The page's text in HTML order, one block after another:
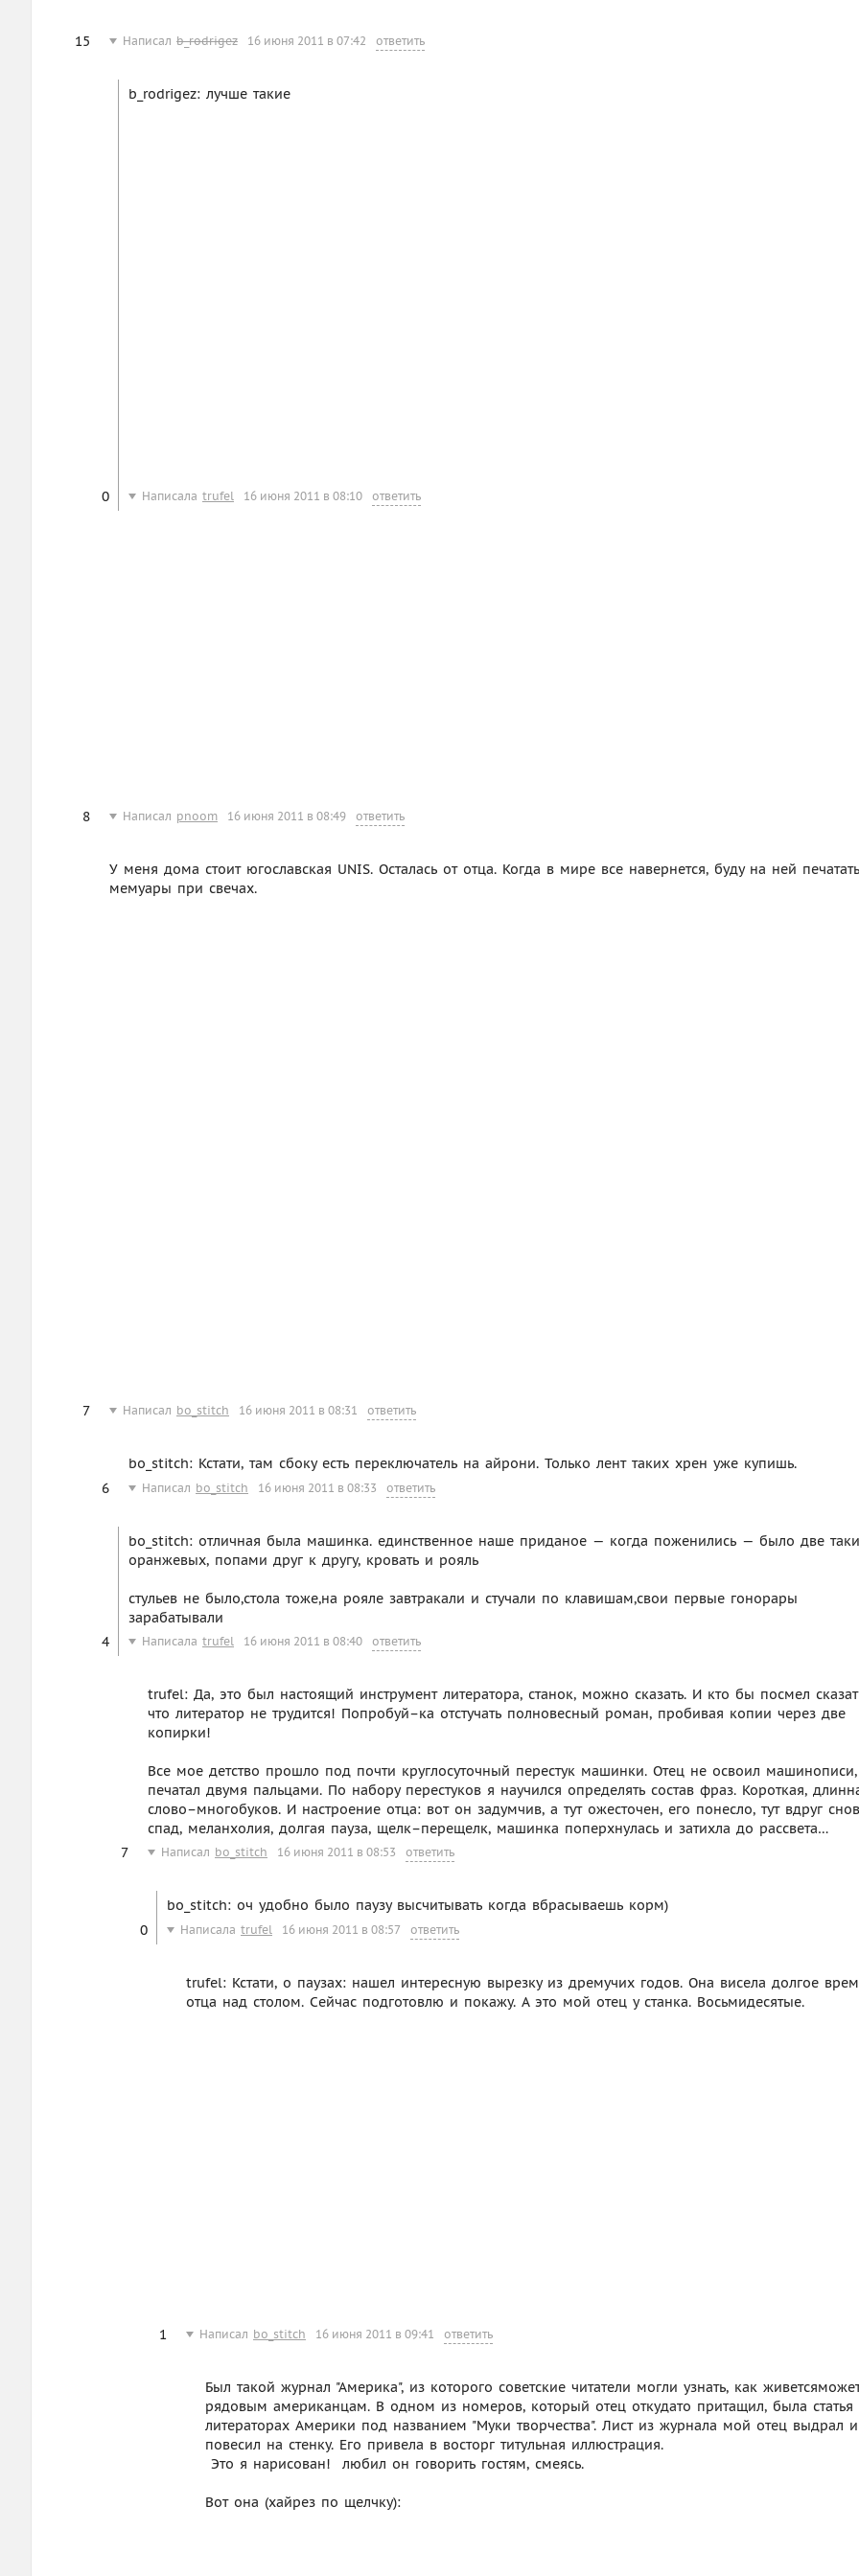
15 Написал b_rodrigez 16 июня 2011 в 07:42 ответить
b_rodrigez: лучше такие
0 Написала trufel 16 июня 2011 в 08:10 ответить
8 Написал pnoom 16 июня 2011 в 08:49 ответить
У меня дома стоит югославская UNIS. Осталась от отца. Когда в мире все навернется, буду на ней печатать
мемуары при свечах.
7 Написал bo_stitch 16 июня 2011 в 08:31 ответить
bo_stitch: Кстати, там сбоку есть переключатель на айрони. Только лент таких хрен уже купишь.
6
Написал bo_stitch 16 июня 2011 в 08:33 ответить
bo_stitch: отличная была машинка. единственное наше приданое — когда поженились — было две
оранжевых, попами друг к другу, кровать и рояль
стульев не было,стола тоже,на рояле завтракали и стучали по клавишам,свои первые гонорары
зарабатывали
4
Написала trufel 16 июня 2011 в 08:40 ответить
trufel: Да, это был настоящий инструмент литератора, станок, можно сказать. И кто бы посмел
что литератор не трудится! Попробуй–ка отстучать полновесный роман, пробивая копии через две
копирки!
Все мое детство прошло под почти круглосуточный перестук машинки. Отец не освоил машинописи,
печатал двумя пальцами. По набору перестуков я научился определять состав фраз. Короткая,
слово–многобуков. И настроение отца: вот он задумчив, а тут ожесточен, его понесло, тут вдруг
спад, меланхолия, долгая пауза, щелк–перещелк, машинка поперхнулась и затихла до рассвета…
7
Написал bo_stitch 16 июня 2011 в 08:53 ответить
bo_stitch: оч удобно было паузу высчитывать когда вбрасываешь корм)
0
Написала trufel 16 июня 2011 в 08:57 ответить
trufel: Кстати, о паузах: нашел интересную вырезку из дремучих годов. Она висела долгое
отца над столом. Сейчас подготовлю и покажу. А это мой отец у станка. Восьмидесятые.
1 Написал bo_stitch 16 июня 2011 в 09:41 ответить
Был такой журнал "Америка", из которого советские читатели могли узнать, как
рядовым американцам. В одном из номеров, который отец откудато притащил, была статья
литераторах Америки под названием "Муки творчества". Лист из журнала мой отец выдрал и
повесил на стенку. Его привела в восторг титульная иллюстрация.
 Это я нарисован!  любил он говорить гостям, смеясь.
Вот она (хайрез по щелчку):